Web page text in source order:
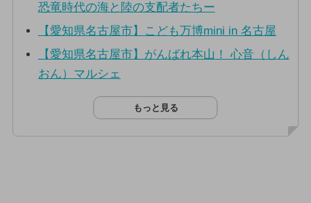
恐竜時代の海と陸の支配者たちー
【愛知県名古屋市】こども万博mini in 名古屋
【愛知県名古屋市】がんばれ本山！ 心音（しん
おん）マルシェ
もっと見る